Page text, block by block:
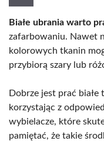
Białe ubrania warto
zafarbowaniu. Nawet
kolorowych tkanin
przybiorą szary lub
Dobrze jest prać
korzystając z
wybielacze, które
pamiętać, że takie